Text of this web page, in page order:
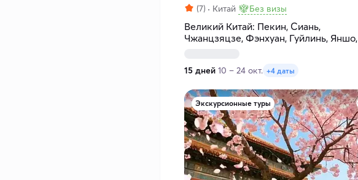
(7) Китай Без визы
Великий Китай: Пекин, Сиань,
Чжанцзяцзе, Фэнхуан, Гуйлинь, Яншо,
15 дней 10 – 24 окт. +4 даты
Экскурсионные туры